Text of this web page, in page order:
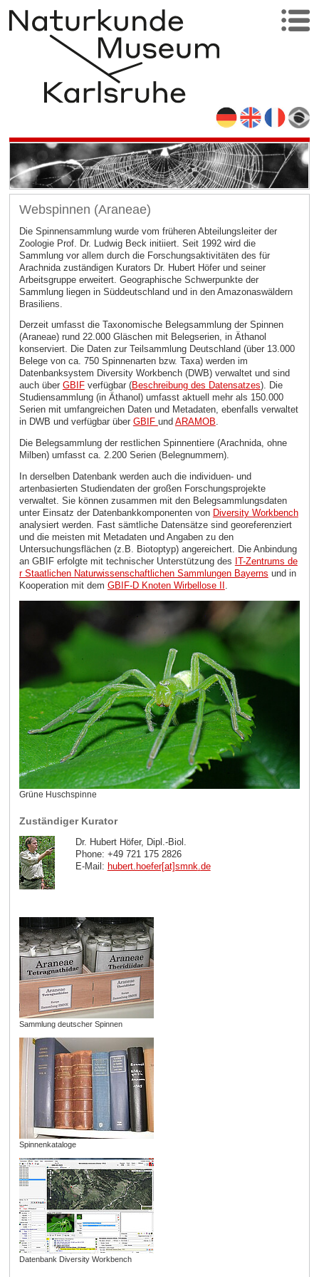
Webspinnen (Araneae)
Die Spinnensammlung wurde vom früheren Abteilungsleiter der
Zoologie Prof. Dr. Ludwig Beck initiiert. Seit 1992 wird die
Sammlung vor allem durch die Forschungsaktivitäten des für
Arachnida zuständigen Kurators Dr. Hubert Höfer und seiner
Arbeitsgruppe erweitert. Geographische Schwerpunkte der
Sammlung liegen in Süddeutschland und in den Amazonaswäldern
Brasiliens.
Derzeit umfasst die Taxonomische Belegsammlung der Spinnen
(Araneae) rund 22.000 Gläschen mit Belegserien, in Äthanol
konserviert. Die Daten zur Teilsammlung Deutschland (über 13.000
Belege von ca. 750 Spinnenarten bzw. Taxa) werden im
Datenbanksystem Diversity Workbench (DWB) verwaltet und sind
auch über GBIFverfügbar (Beschreibung des Datensatzes). Die
Studiensammlung (in Äthanol) umfasst aktuell mehr als 150.000
Serien mit umfangreichen Daten und Metadaten, ebenfalls verwaltet
in DWB und verfügbar über GBIF und ARAMOB.
Die Belegsammlung der restlichen Spinnentiere (Arachnida, ohne
Milben) umfasst ca. 2.200 Serien (Belegnummern).
In derselben Datenbank werden auch die individuen- und
artenbasierten Studiendaten der großen Forschungsprojekte
verwaltet. Sie können zusammen mit den Belegsammlungsdaten
unter Einsatz der Datenbankkomponenten von Diversity Workbench
analysiert werden. Fast sämtliche Datensätze sind georeferenziert
und die meisten mit Metadaten und Angaben zu den
Untersuchungsflächen (z.B. Biotoptyp) angereichert. Die Anbindung
an GBIF erfolgte mit technischer Unterstützung des IT-Zentrums de
r Staatlichen Naturwissenschaftlichen Sammlungen Bayerns und in
Kooperation mit dem GBIF-D Knoten Wirbellose II .
Grüne Huschspinne
Zuständiger Kurator
Dr. Hubert Höfer, Dipl.-Biol.
Phone: +49 721 175 2826
E-Mail: hubert.hoefer[at]smnk.de
Sammlung deutscher Spinnen
Spinnenkataloge
Datenbank Diversity Workbench